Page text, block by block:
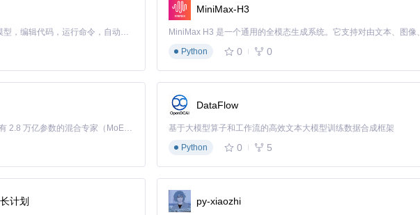
时提供验证码，确保账户安全。
格等关键信息，为后续下载提供准确标识。
Claude Code 的开源替代方案。连接任意大模型，编辑代码，运行命令，自动验证 — 全自动执行。用 Rust 构建，极致性能。 ｜ An open-source alternative to Claude Code. Connect any LLM, edit code, run commands, and verify changes — autonomously. Built in Rust for speed. Get Started
MiniMax-H3
Python
0 0
Kimi K3 是Kimi能力最强的模型：这是一个拥有 2.8 万亿参数的混合专家（MoE）模型，具备原生视觉理解能力，并支持 100 万 token 的上下文窗口。
DataFlow
基于大模型算子和工作流的高效文本大模型训练数据合成框架
Python
0 5
计划 py-xiaozhi